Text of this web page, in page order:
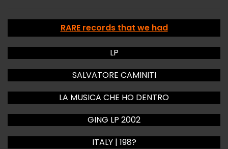
RARE records that we had
LP
SALVATORE CAMINITI
LA MUSICA CHE HO DENTRO
GING LP 2002
ITALY | 198?